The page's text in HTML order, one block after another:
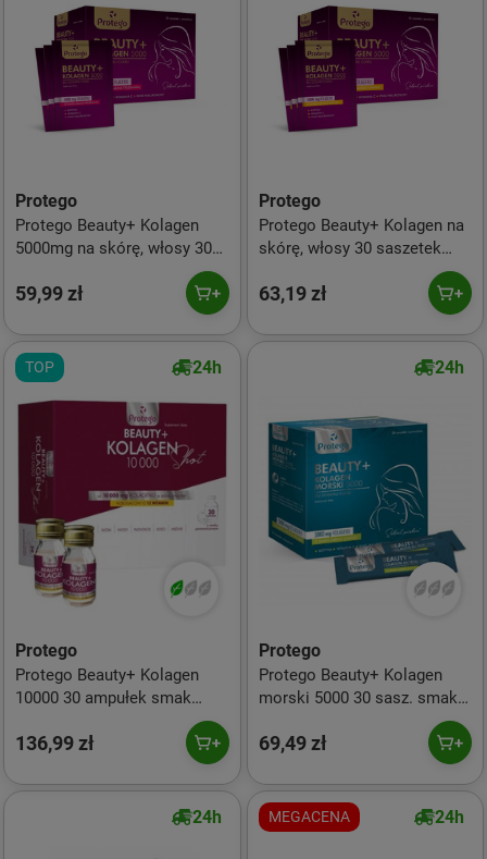
Protego
Protego Beauty+ Kolagen
5000mg na skórę, włosy 30
truskawka
59,99 zł
Protego
Protego Beauty+ Kolagen na
skórę, włosy 30 saszetek
63,19 zł
TOP 24h
Protego
Protego Beauty+ Kolagen
10000 30 ampułek smak
136,99 zł
24h
Protego
Protego Beauty+ Kolagen
morski 5000 30 sasz. smak
69,49 zł
24h MEGACENA 24h